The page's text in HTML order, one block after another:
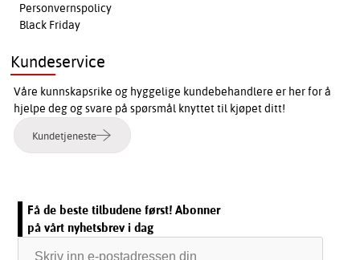
Personvernspolicy
Black Friday
Kundeservice
Våre kunnskapsrike og hyggelige kundebehandlere er her for å
hjelpe deg og svare på spørsmål knyttet til kjøpet ditt!
Kundetjeneste
Få de beste tilbudene først! Abonner
på vårt nyhetsbrev i dag